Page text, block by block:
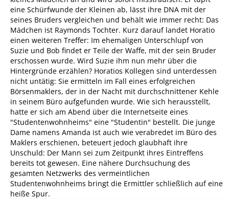
eine Schürfwunde der Kleinen ab, lässt ihre DNA mit der
seines Bruders vergleichen und behält wie immer recht: Das
Mädchen ist Raymonds Tochter. Kurz darauf landet Horatio
einen weiteren Treffer: Im ehemaligen Unterschlupf von
Suzie und Bob findet er Teile der Waffe, mit der sein Bruder
erschossen wurde. Wird Suzie ihm nun mehr über die
Hintergründe erzählen? Horatios Kollegen sind unterdessen
nicht untätig: Sie ermitteln im Fall eines erfolgreichen
Börsenmaklers, der in der Nacht mit durchschnittener Kehle
in seinem Büro aufgefunden wurde. Wie sich herausstellt,
hatte er sich am Abend über die Internetseite eines
"Studentenwohnheims" eine "Studentin" bestellt. Die junge
Dame namens Amanda ist auch wie verabredet im Büro des
Maklers erschienen, beteuert jedoch glaubhaft ihre
Unschuld: Der Mann sei zum Zeitpunkt ihres Eintreffens
bereits tot gewesen. Eine nähere Durchsuchung des
gesamten Netzwerks des vermeintlichen
Studentenwohnheims bringt die Ermittler schließlich auf eine
heiße Spur.